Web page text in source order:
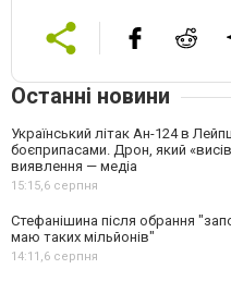
Останні новини
Український літак Ан-124 в
боєприпасами. Дрон, який
виявлення — медіа
15:15,6 серпня
Стефанішина після обрання
маю таких мільйонів"
14:11,6 серпня